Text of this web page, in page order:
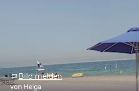
Bild melden
von Helga